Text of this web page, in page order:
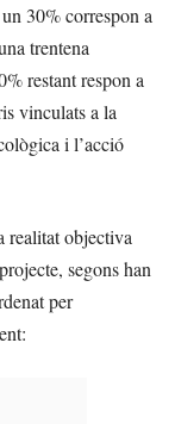
30% correspon a
trentena
restant respon a
vinculats a la
i l’acció
realitat objectiva
segons han
per